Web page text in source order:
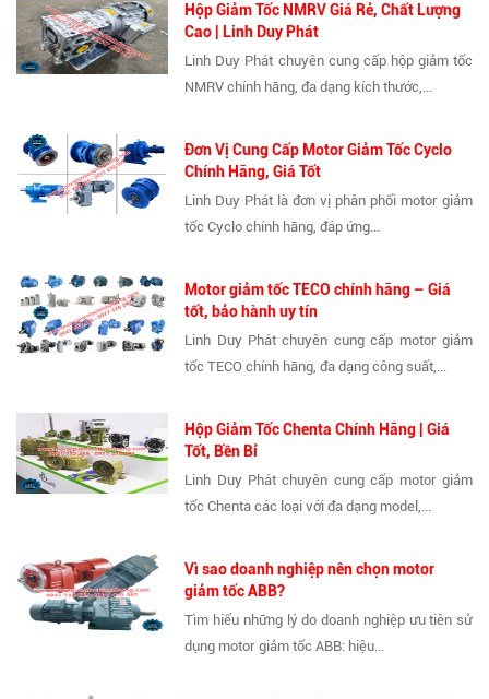
Hộp Giảm Tốc NMRV Giá Rẻ, Chất Lượng
Cao | Linh Duy Phát
Linh Duy Phát chuyên cung cấp hộp giảm tốc
NMRV chính hãng, đa dạng kích thước,...
Đơn Vị Cung Cấp Motor Giảm Tốc Cyclo
Chính Hãng, Giá Tốt
Linh Duy Phát là đơn vị phân phối motor giảm
tốc Cyclo chính hãng, đáp ứng...
Motor giảm tốc TECO chính hãng – Giá
tốt, bảo hành uy tín
Linh Duy Phát chuyên cung cấp motor giảm
tốc TECO chính hãng, đa dạng công suất,...
Hộp Giảm Tốc Chenta Chính Hãng | Giá
Tốt, Bền Bỉ
Linh Duy Phát chuyên cung cấp motor giảm
tốc Chenta các loại với đa dạng model,...
Vì sao doanh nghiệp nên chọn motor
giảm tốc ABB?
Tìm hiểu những lý do doanh nghiệp ưu tiên sử
dụng motor giảm tốc ABB: hiệu...